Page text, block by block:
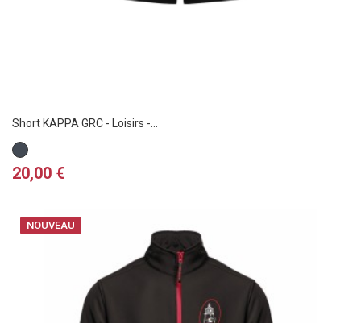
Short KAPPA GRC - Loisirs -...
Noir
Prix
20,00 €
NOUVEAU